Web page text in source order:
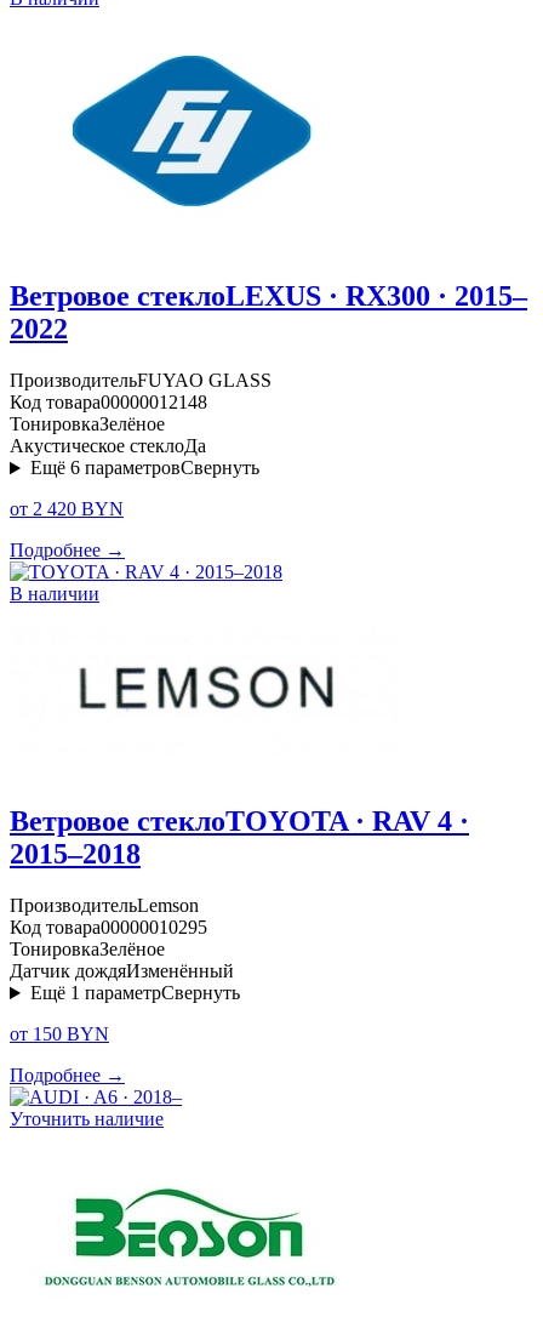
Ветровое стеклоLEXUS · RX300 · 2015–
2022
ПроизводительFUYAO GLASS
Код товара00000012148
ТонировкаЗелёное
Акустическое стеклоДа
Ещё 6 параметровСвернуть
от 2 420 BYN
Подробнее →
В наличии
Ветровое стеклоTOYOTA · RAV 4 ·
2015–2018
ПроизводительLemson
Код товара00000010295
ТонировкаЗелёное
Датчик дождяИзменённый
Ещё 1 параметрСвернуть
от 150 BYN
Подробнее →
Уточнить наличие